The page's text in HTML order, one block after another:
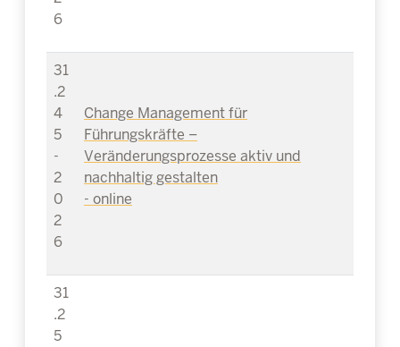
6
31
.2
4
5
-
2
0
2
6
Change Management für
Führungskräfte –
Veränderungsprozesse aktiv und
nachhaltig gestalten
- online
31
.2
5